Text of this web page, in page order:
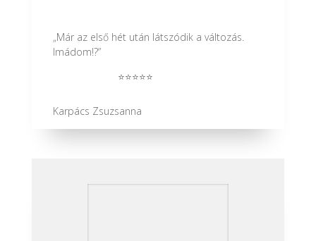
„Már az első hét után látszódik a változás.
Imádom!?”
⭐⭐⭐⭐⭐
Karpács Zsuzsanna